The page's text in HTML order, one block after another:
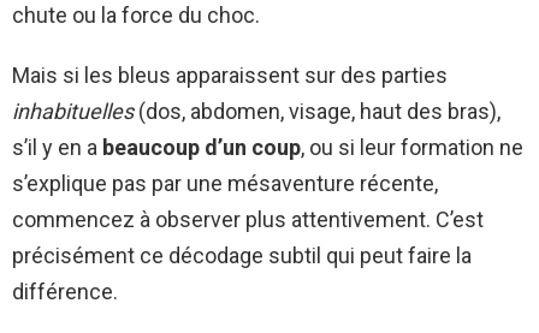
chute ou la force du choc.
Mais si les bleus apparaissent sur des parties
inhabituelles(dos, abdomen, visage, haut des bras),
s’il y en a beaucoup d’un coup, ou si leur formation ne
s’explique pas par une mésaventure récente,
commencez à observer plus attentivement. C’est
précisément ce décodage subtil qui peut faire la
différence.